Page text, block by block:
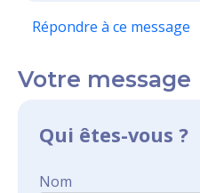
Répondre à ce message
Votre message
Qui êtes-vous ?
Nom